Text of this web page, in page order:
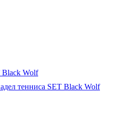
Black Wolf
тенниса SET Black Wolf